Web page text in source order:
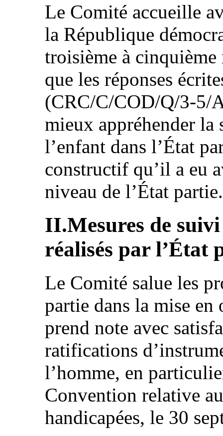
Le Comité accueille
la République
troisième à
que les réponses
(CRC/C/COD/Q/3-5/
mieux appréhender la
l’enfant dans l’État
constructif qu’il a eu
niveau de l’État partie.
II.Mesures de
réalisés par l’État
Le Comité salue les
partie dans la mise
prend note avec
ratifications
l’homme, en
Convention relative
handicapées, le 30